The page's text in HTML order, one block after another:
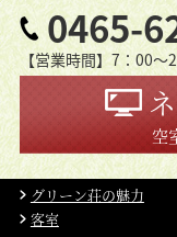
0465-
【営業時間】7：00〜
空
グリーン荘の魅力
客室